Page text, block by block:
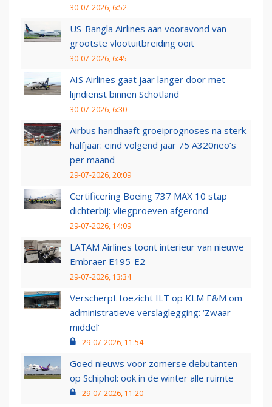
30-07-2026, 6:52
US-Bangla Airlines aan vooravond van
grootste vlootuitbreiding ooit
30-07-2026, 6:45
AIS Airlines gaat jaar langer door met
lijndienst binnen Schotland
30-07-2026, 6:30
Airbus handhaaft groeiprognoses na sterk
halfjaar: eind volgend jaar 75 A320neo’s
per maand
29-07-2026, 20:09
Certificering Boeing 737 MAX 10 stap
dichterbij: vliegproeven afgerond
29-07-2026, 14:09
LATAM Airlines toont interieur van nieuwe
Embraer E195-E2
29-07-2026, 13:34
Verscherpt toezicht ILT op KLM E&M om
administratieve verslaglegging: ‘Zwaar
middel’
29-07-2026, 11:54
Goed nieuws voor zomerse debutanten
op Schiphol: ook in de winter alle ruimte
29-07-2026, 11:20